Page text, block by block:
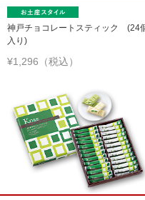
神戸チョコレートスティック (24
入り)
¥1,296（税込）